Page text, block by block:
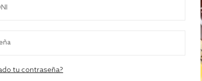
tu contraseña?